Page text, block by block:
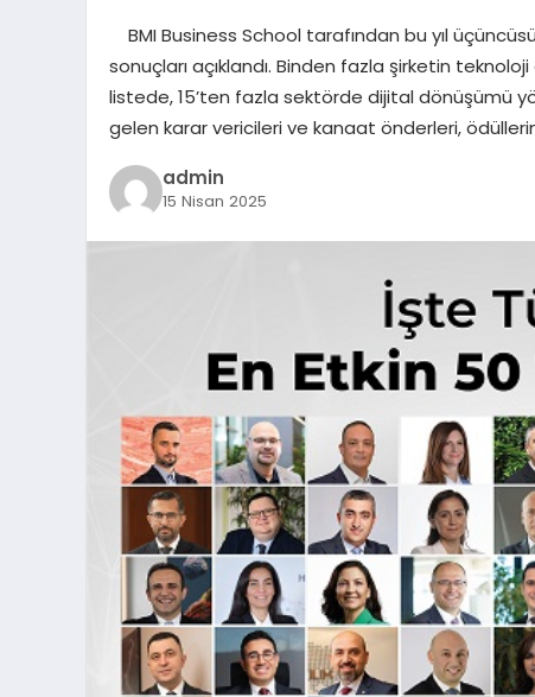
BMI Business School tarafından bu yıl
sonuçları açıklandı. Binden fazla şirketin
listede, 15’ten fazla sektörde dijital dönüşümü
gelen karar vericileri ve kanaat önderleri, ödüllerini
admin
15 Nisan 2025